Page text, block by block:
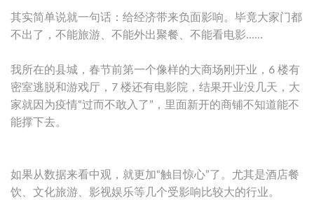
其实简单说就一句话：给经济带来负面影响。毕竟大家门都
不出了，不能旅游、不能外出聚餐、不能看电影……
我所在的县城，春节前第一个像样的大商场刚开业，6 楼有
密室逃脱和游戏厅，7 楼还有电影院，结果开业没几天，大
家就因为疫情“过而不敢入了”，里面新开的商铺不知道能不
能撑下去。
如果从数据来看中观，就更加“触目惊心”了。尤其是酒店餐
饮、文化旅游、影视娱乐等几个受影响比较大的行业。